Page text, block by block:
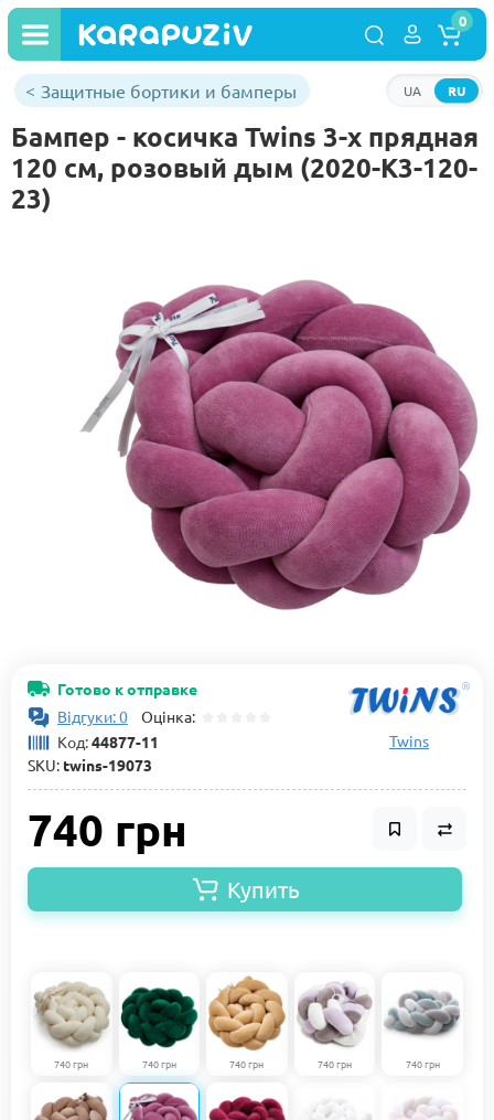
RU
UA
0
Защитные бортики и бамперы
Бампер - косичка Twins 3-х прядная
120 см, розовый дым (2020-K3-120-
23)
Готово к отправке
Відгуки: 0 Оцінка:
Код:44877-11
SKU: twins-19073
Twins
740 грн
Купить
740 грн 740 грн 740 грн 740 грн 740 грн